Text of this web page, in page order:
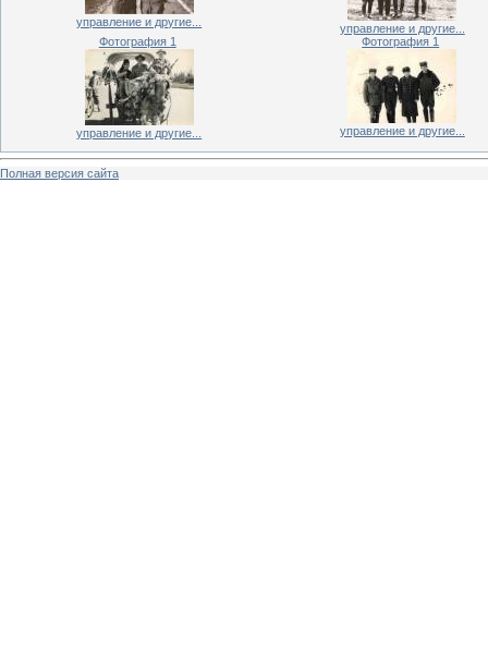
управление и другие...
управление и другие...
Фотография 1
управление и другие...
Фотография 1
управление и другие...
Полная версия сайта